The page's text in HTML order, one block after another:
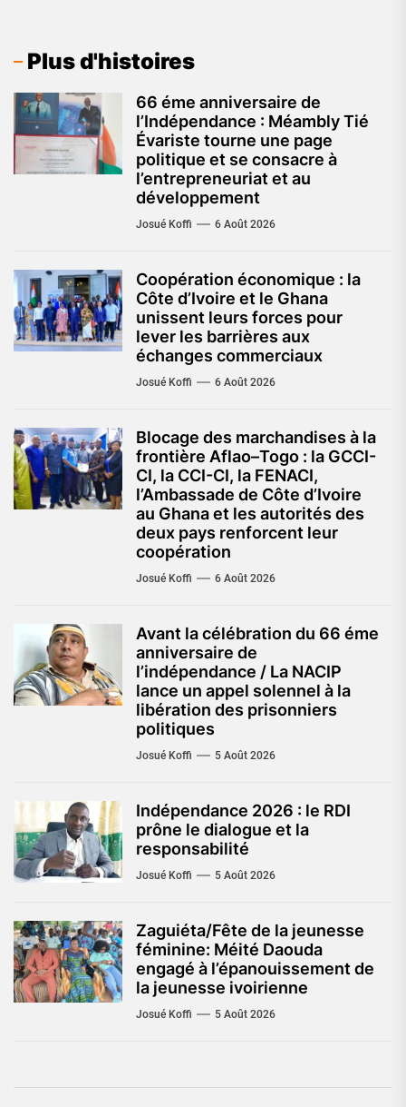
Plus d'histoires
66 éme anniversaire de
l’Indépendance : Méambly Tié
Évariste tourne une page
politique et se consacre à
l’entrepreneuriat et au
développement
Josué Koffi 6 Août 2026
Coopération économique : la
Côte d’Ivoire et le Ghana
unissent leurs forces pour
lever les barrières aux
échanges commerciaux
Josué Koffi 6 Août 2026
Blocage des marchandises à la
frontière Aflao–Togo : la GCCI-
CI, la CCI-CI, la FENACI,
l’Ambassade de Côte d’Ivoire
au Ghana et les autorités des
deux pays renforcent leur
coopération
Josué Koffi 6 Août 2026
Avant la célébration du 66 éme
anniversaire de
l’indépendance / La NACIP
lance un appel solennel à la
libération des prisonniers
politiques
Josué Koffi 5 Août 2026
Indépendance 2026 : le RDI
prône le dialogue et la
responsabilité
Josué Koffi 5 Août 2026
Zaguiéta/Fête de la jeunesse
féminine: Méité Daouda
engagé à l’épanouissement de
la jeunesse ivoirienne
Josué Koffi 5 Août 2026